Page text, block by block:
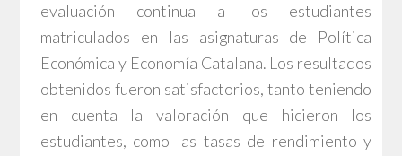
evaluación continua a los estudiantes
matriculados en las asignaturas de Política
Económica y Economía Catalana. Los resultados
obtenidos fueron satisfactorios, tanto teniendo
en cuenta la valoración que hicieron los
estudiantes, como las tasas de rendimiento y